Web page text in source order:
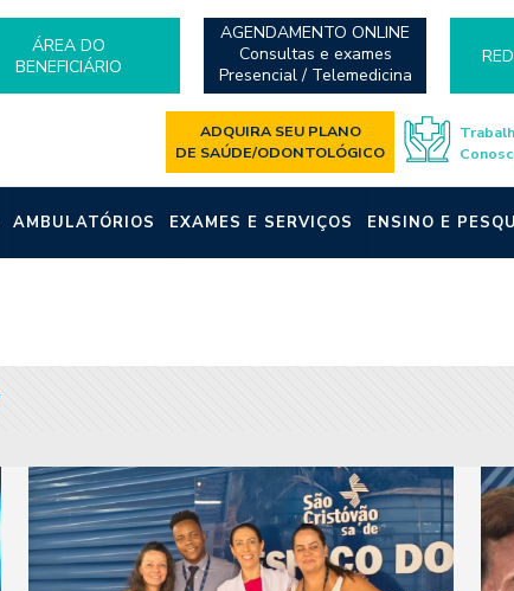
ÁREA DO
BENEFICIÁRIO
AGENDAMENTO ONLINE
Consultas e exames
Presencial / Telemedicina
ADQUIRA SEU PLANO
DE SAÚDE/ODONTOLÓGICO
AMBULATÓRIOS EXAMES E SERVIÇOS ENSINO E